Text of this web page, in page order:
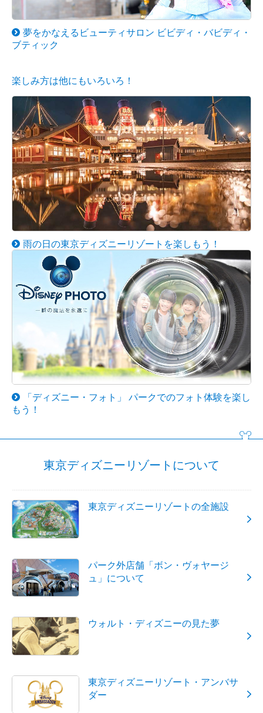
夢をかなえるビューティサロン ビビディ・バビディ・
ブティック
楽しみ方は他にもいろいろ！
雨の日の東京ディズニーリゾートを楽しもう！
「ディズニー・フォト」 パークでのフォト体験を楽し
もう！
東京ディズニーリゾートについて
東京ディズニーリゾートの全施設
パーク外店舗「ボン・ヴォヤージ
ュ」について
ウォルト・ディズニーの見た夢
東京ディズニーリゾート・アンバサ
ダー